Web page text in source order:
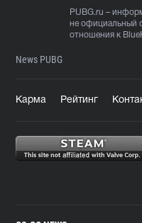
PUBG.ru –
не официальный
отношения к
News PUBG
Карма Рейтинг